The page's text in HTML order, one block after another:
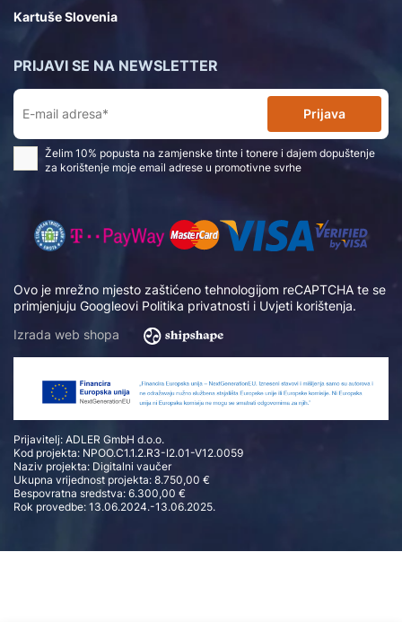
Kartuše Slovenia
Ovo je mrežno mjesto zaštićeno tehnologijom reCAPTCHA te se
primjenjuju Googleovi Politika privatnosti i Uvjeti korištenja.
Izrada web shopa
Prijavitelj: ADLER GmbH d.o.o.
Kod projekta: NPOO.C1.1.2.R3-I2.01-V12.0059
Naziv projekta: Digitalni vaučer
Ukupna vrijednost projekta: 8.750,00 €
Bespovratna sredstva: 6.300,00 €
Rok provedbe: 13.06.2024.-13.06.2025.
PRIJAVI SE NA NEWSLETTER
Prijava
Želim 10% popusta na zamjenske tinte i tonere i dajem dopuštenje
za korištenje moje email adrese u promotivne svrhe